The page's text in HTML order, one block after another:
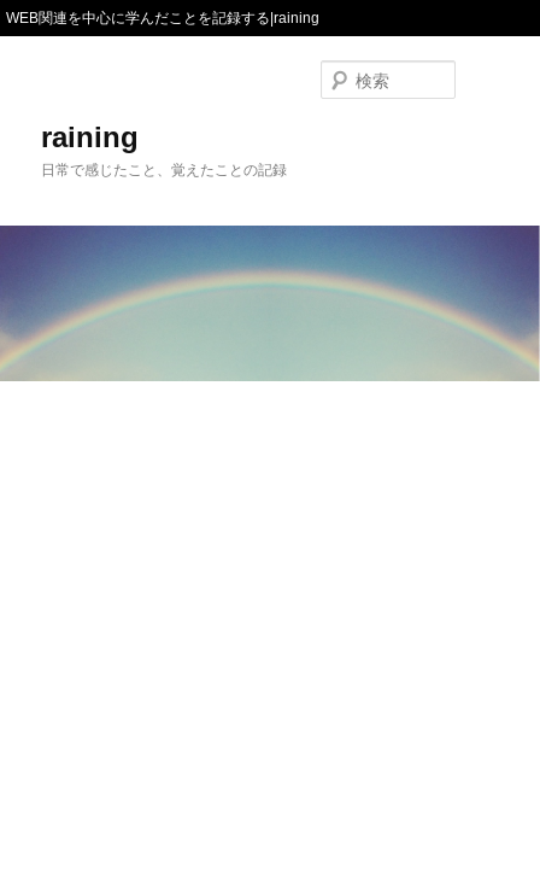
WEB関連を中心に学んだことを記録する|raining
raining
日常で感じたこと、覚えたことの記録